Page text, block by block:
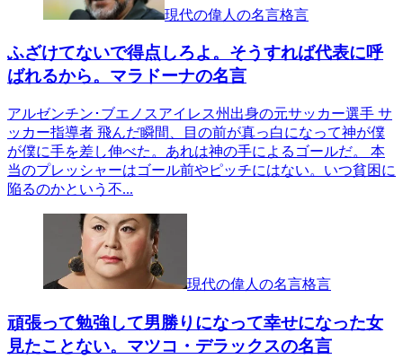
現代の偉人の名言格言
ふざけてないで得点しろよ。そうすれば代表に呼
ばれるから。マラドーナの名言
アルゼンチン･ブエノスアイレス州出身の元サッカー選手 サ
ッカー指導者 飛んだ瞬間、目の前が真っ白になって神が僕
が僕に手を差し伸べた。あれは神の手によるゴールだ。 本
当のプレッシャーはゴール前やピッチにはない。いつ貧困に
陥るのかという不...
現代の偉人の名言格言
頑張って勉強して男勝りになって幸せになった女
見たことない。マツコ・デラックスの名言